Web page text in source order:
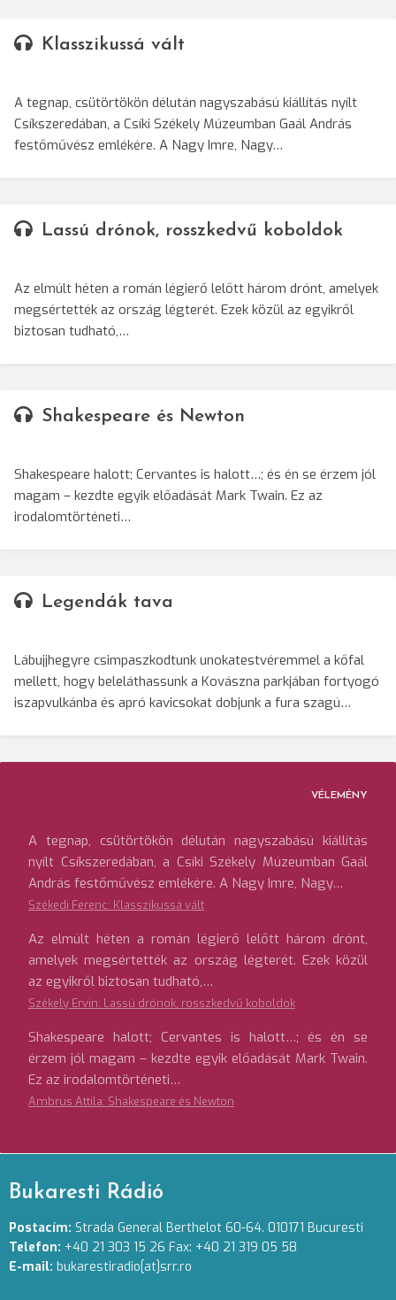
Klasszikussá vált
A tegnap, csütörtökön délután nagyszabású kiállítás nyílt
Csíkszeredában, a Csíki Székely Múzeumban Gaál András
festőművész emlékére. A Nagy Imre, Nagy…
Lassú drónok, rosszkedvű koboldok
Az elmúlt héten a román légierő lelőtt három drónt, amelyek
megsértették az ország légterét. Ezek közül az egyikről
biztosan tudható,…
Shakespeare és Newton
Shakespeare halott; Cervantes is halott…; és én se érzem jól
magam – kezdte egyik előadását Mark Twain. Ez az
irodalomtörténeti…
Legendák tava
Lábujjhegyre csimpaszkodtunk unokatestvéremmel a kőfal
mellett, hogy beleláthassunk a Kovászna parkjában fortyogó
iszapvulkánba és apró kavicsokat dobjunk a fura szagú…
VÉLEMÉNY
A tegnap, csütörtökön délután nagyszabású kiállítás
nyílt Csíkszeredában, a Csíki Székely Múzeumban Gaál
András festőművész emlékére. A Nagy Imre, Nagy…
Székedi Ferenc: Klasszikussá vált
Az elmúlt héten a román légierő lelőtt három drónt,
amelyek megsértették az ország légterét. Ezek közül
az egyikről biztosan tudható,…
Székely Ervin: Lassú drónok, rosszkedvű koboldok
Shakespeare halott; Cervantes is halott…; és én se
érzem jól magam – kezdte egyik előadását Mark Twain.
Ez az irodalomtörténeti…
Ambrus Attila: Shakespeare és Newton
Bukaresti Rádió
Postacím: Strada General Berthelot 60-64. 010171 Bucuresti
Telefon: +40 21 303 15 26 Fax: +40 21 319 05 58
E-mail: bukarestiradio[at]srr.ro